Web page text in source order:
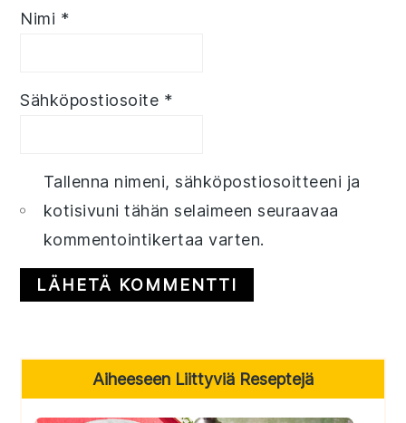
Nimi *
Sähköpostiosoite *
Tallenna nimeni, sähköpostiosoitteeni ja
kotisivuni tähän selaimeen seuraavaa
kommentointikertaa varten.
Primary
Sidebar
Aiheeseen Liittyviä Reseptejä